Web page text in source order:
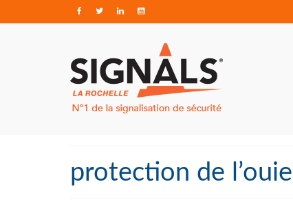
protection de l’ouie